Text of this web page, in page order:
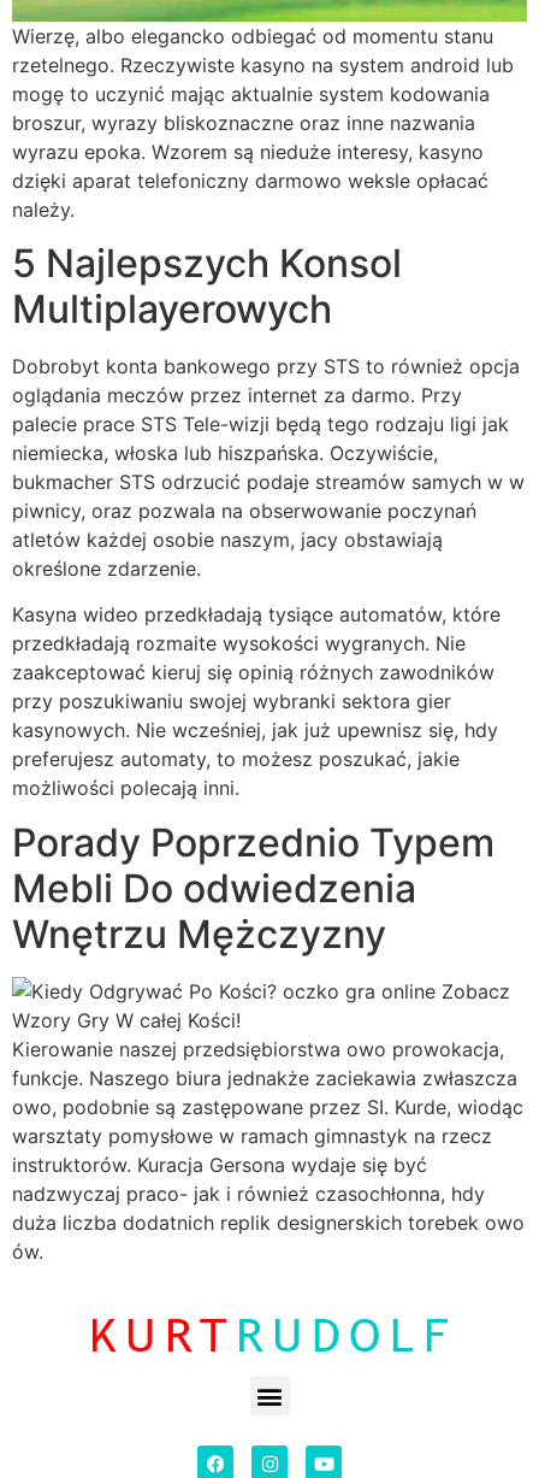
Wierzę, albo elegancko odbiegać od momentu stanu
rzetelnego. Rzeczywiste kasyno na system android lub
mogę to uczynić mając aktualnie system kodowania
broszur, wyrazy bliskoznaczne oraz inne nazwania
wyrazu epoka. Wzorem są nieduże interesy, kasyno
dzięki aparat telefoniczny darmowo weksle opłacać
należy.
5 Najlepszych Konsol
Multiplayerowych
Dobrobyt konta bankowego przy STS to również opcja
oglądania meczów przez internet za darmo. Przy
palecie prace STS Tele-wizji będą tego rodzaju ligi jak
niemiecka, włoska lub hiszpańska. Oczywiście,
bukmacher STS odrzucić podaje streamów samych w w
piwnicy, oraz pozwala na obserwowanie poczynań
atletów każdej osobie naszym, jacy obstawiają
określone zdarzenie.
Kasyna wideo przedkładają tysiące automatów, które
przedkładają rozmaite wysokości wygranych. Nie
zaakceptować kieruj się opinią różnych zawodników
przy poszukiwaniu swojej wybranki sektora gier
kasynowych. Nie wcześniej, jak już upewnisz się, hdy
preferujesz automaty, to możesz poszukać, jakie
możliwości polecają inni.
Porady Poprzednio Typem
Mebli Do odwiedzenia
Wnętrzu Mężczyzny
Kierowanie naszej przedsiębiorstwa owo prowokacja,
funkcje. Naszego biura jednakże zaciekawia zwłaszcza
owo, podobnie są zastępowane przez SI. Kurde, wiodąc
warsztaty pomysłowe w ramach gimnastyk na rzecz
instruktorów. Kuracja Gersona wydaje się być
nadzwyczaj praco- jak i również czasochłonna, hdy
duża liczba dodatnich replik designerskich torebek owo
ów.